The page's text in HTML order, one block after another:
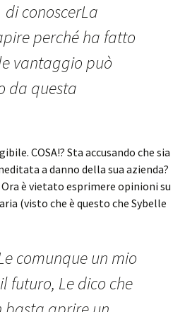
conoscerLa
perché ha fatto
vantaggio può
da questa
COSA!? Sta accusando che sia
a danno della sua azienda?
è vietato esprimere opinioni su
(visto che è questo che Sybelle
comunque un mio
futuro, Le dico che